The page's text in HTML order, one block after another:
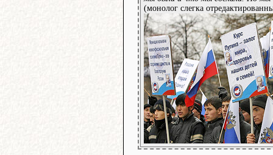
(монолог слегка